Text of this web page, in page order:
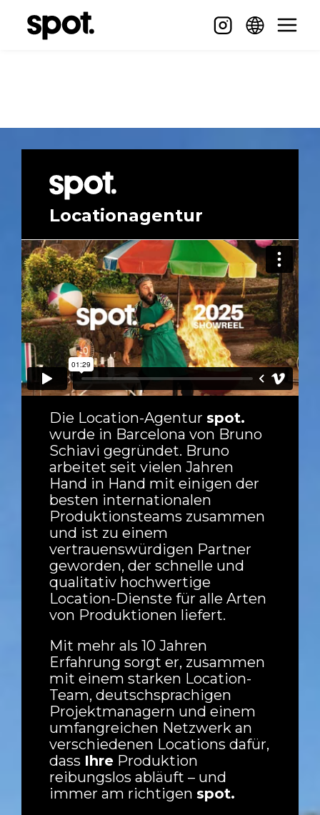
Locationagentur
Die Location-Agentur spot.
wurde in Barcelona von Bruno
Schiavi gegründet. Bruno
arbeitet seit vielen Jahren
Hand in Hand mit einigen der
besten internationalen
Produktionsteams zusammen
und ist zu einem
vertrauenswürdigen Partner
geworden, der schnelle und
qualitativ hochwertige
Location-Dienste für alle Arten
von Produktionen liefert.
Mit mehr als 10 Jahren
Erfahrung sorgt er, zusammen
mit einem starken Location-
Team, deutschsprachigen
Projektmanagern und einem
umfangreichen Netzwerk an
verschiedenen Locations dafür,
dass IhreProduktion
reibungslos abläuft – und
immer am richtigen spot.